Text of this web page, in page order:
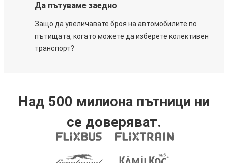
Да пътуваме заедно
Защо да увеличавате броя на автомобилите по
пътищата, когато можете да изберете колективен
транспорт?
Над 500 милиона пътници ни
се доверяват.